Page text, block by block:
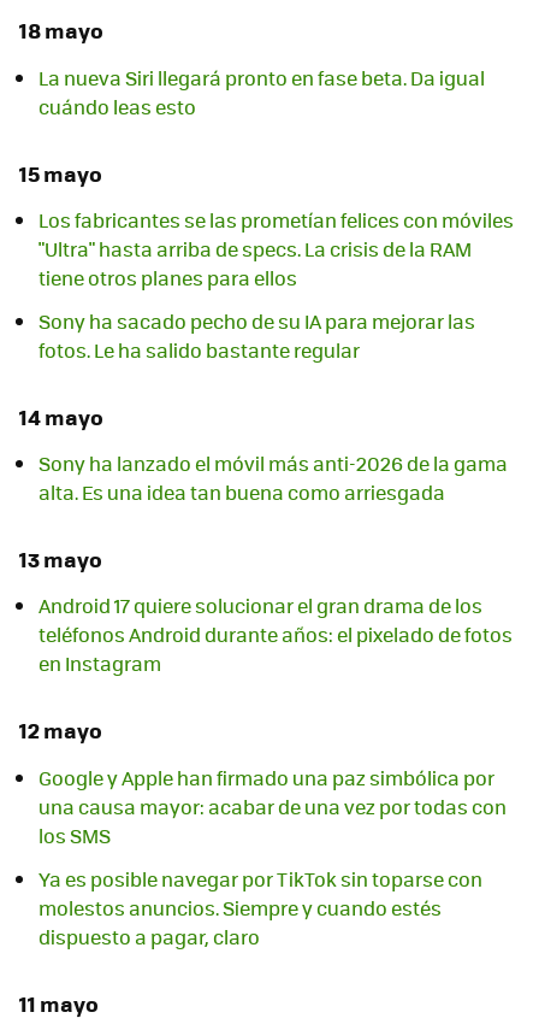
18 mayo
La nueva Siri llegará pronto en fase beta. Da igual
cuándo leas esto
15 mayo
Los fabricantes se las prometían felices con móviles
"Ultra" hasta arriba de specs. La crisis de la RAM
tiene otros planes para ellos
Sony ha sacado pecho de su IA para mejorar las
fotos. Le ha salido bastante regular
14 mayo
Sony ha lanzado el móvil más anti-2026 de la gama
alta. Es una idea tan buena como arriesgada
13 mayo
Android 17 quiere solucionar el gran drama de los
teléfonos Android durante años: el pixelado de fotos
en Instagram
12 mayo
Google y Apple han firmado una paz simbólica por
una causa mayor: acabar de una vez por todas con
los SMS
Ya es posible navegar por TikTok sin toparse con
molestos anuncios. Siempre y cuando estés
dispuesto a pagar, claro
11 mayo